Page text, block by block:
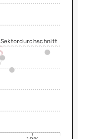
Sektordurchschnitt